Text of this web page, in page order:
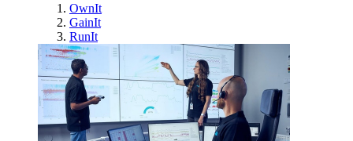
OwnIt
GainIt
RunIt